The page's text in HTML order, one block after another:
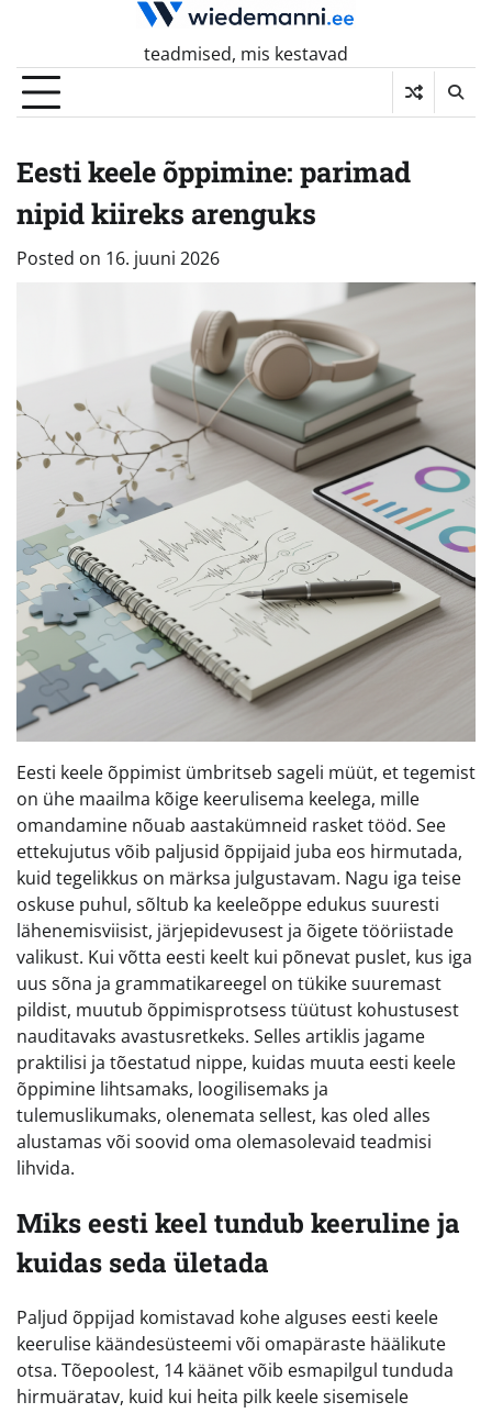
content
teadmised, mis kestavad
Eesti keele õppimine: parimad
nipid kiireks arenguks
Posted on 16. juuni 2026
Eesti keele õppimist ümbritseb sageli müüt, et tegemist
on ühe maailma kõige keerulisema keelega, mille
omandamine nõuab aastakümneid rasket tööd. See
ettekujutus võib paljusid õppijaid juba eos hirmutada,
kuid tegelikkus on märksa julgustavam. Nagu iga teise
oskuse puhul, sõltub ka keeleõppe edukus suuresti
lähenemisviisist, järjepidevusest ja õigete tööriistade
valikust. Kui võtta eesti keelt kui põnevat puslet, kus iga
uus sõna ja grammatikareegel on tükike suuremast
pildist, muutub õppimisprotsess tüütust kohustusest
nauditavaks avastusretkeks. Selles artiklis jagame
praktilisi ja tõestatud nippe, kuidas muuta eesti keele
õppimine lihtsamaks, loogilisemaks ja
tulemuslikumaks, olenemata sellest, kas oled alles
alustamas või soovid oma olemasolevaid teadmisi
lihvida.
Miks eesti keel tundub keeruline ja
kuidas seda ületada
Paljud õppijad komistavad kohe alguses eesti keele
keerulise käändesüsteemi või omapäraste häälikute
otsa. Tõepoolest, 14 käänet võib esmapilgul tunduda
hirmuäratav, kuid kui heita pilk keele sisemisele